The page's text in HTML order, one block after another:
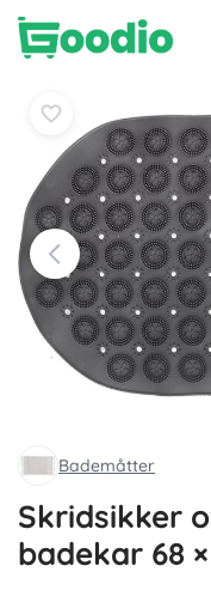
Bademåtter
Skridsikker
badekar 68
69 DKK